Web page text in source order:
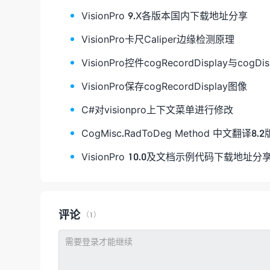
VisionPro 9.X各版本国内下载地址分享
VisionPro卡尺Caliper边缘检测原理
VisionPro控件cogRecordDisplay与
VisionPro保存cogRecordDisplay图像
C#对visionpro上下文菜单进行修改
CogMisc.RadToDeg Method 中文翻译8.2
VisionPro 10.0及文档示例代码下载地址分
评论（1）